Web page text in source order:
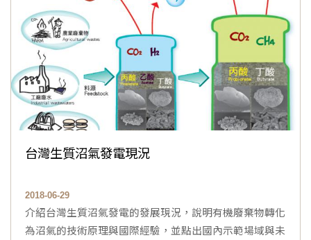
台灣生質沼氣發電現況
2018-06-29
介紹台灣生質沼氣發電的發展現況，說明有機廢棄物轉化
為沼氣的技術原理與國際經驗，並點出國內示範場域與未